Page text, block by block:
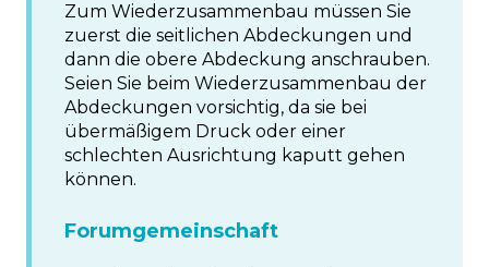
Zum Wiederzusammenbau müssen Sie
zuerst die seitlichen Abdeckungen und
dann die obere Abdeckung anschrauben.
Seien Sie beim Wiederzusammenbau der
Abdeckungen vorsichtig, da sie bei
übermäßigem Druck oder einer
schlechten Ausrichtung kaputt gehen
können.
Forumgemeinschaft